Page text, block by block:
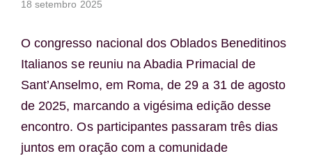
18 setembro 2025
O congresso nacional dos Oblados Beneditinos
Italianos se reuniu na Abadia Primacial de
Sant’Anselmo, em Roma, de 29 a 31 de agosto
de 2025, marcando a vigésima edição desse
encontro. Os participantes passaram três dias
juntos em oração com a comunidade